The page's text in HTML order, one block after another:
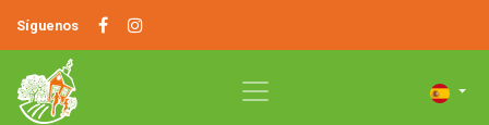
Síguenos